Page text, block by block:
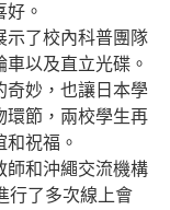
。
示了校內科普團隊
以及直立光碟。
奇妙，也讓日本學
環節，兩校學生再
祝福。
師和沖繩交流機構
行了多次線上會